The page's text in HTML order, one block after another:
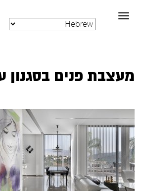
Toggle
navigation
מעצבת פנים בסגנון